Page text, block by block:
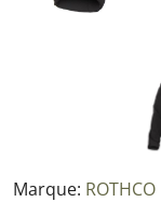
Marque: ROTHCO